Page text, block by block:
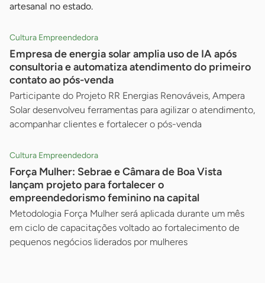
artesanal no estado.
Cultura Empreendedora
Empresa de energia solar amplia uso de IA após
consultoria e automatiza atendimento do primeiro
contato ao pós-venda
Participante do Projeto RR Energias Renováveis, Ampera
Solar desenvolveu ferramentas para agilizar o atendimento,
acompanhar clientes e fortalecer o pós-venda
Cultura Empreendedora
Força Mulher: Sebrae e Câmara de Boa Vista
lançam projeto para fortalecer o
empreendedorismo feminino na capital
Metodologia Força Mulher será aplicada durante um mês
em ciclo de capacitações voltado ao fortalecimento de
pequenos negócios liderados por mulheres